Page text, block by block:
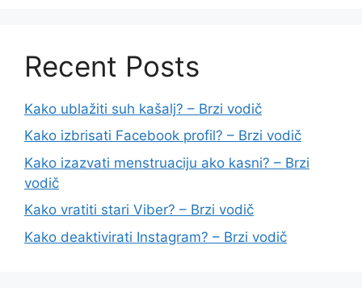
Recent Posts
Kako ublažiti suh kašalj? – Brzi vodič
Kako izbrisati Facebook profil? – Brzi vodič
Kako izazvati menstruaciju ako kasni? – Brzi
vodič
Kako vratiti stari Viber? – Brzi vodič
Kako deaktivirati Instagram? – Brzi vodič